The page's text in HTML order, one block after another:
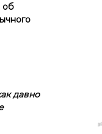
об
давно